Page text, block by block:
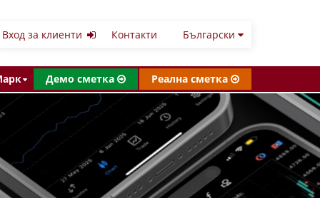
Вход за клиенти Контакти Български
Демо сметка Реална сметка